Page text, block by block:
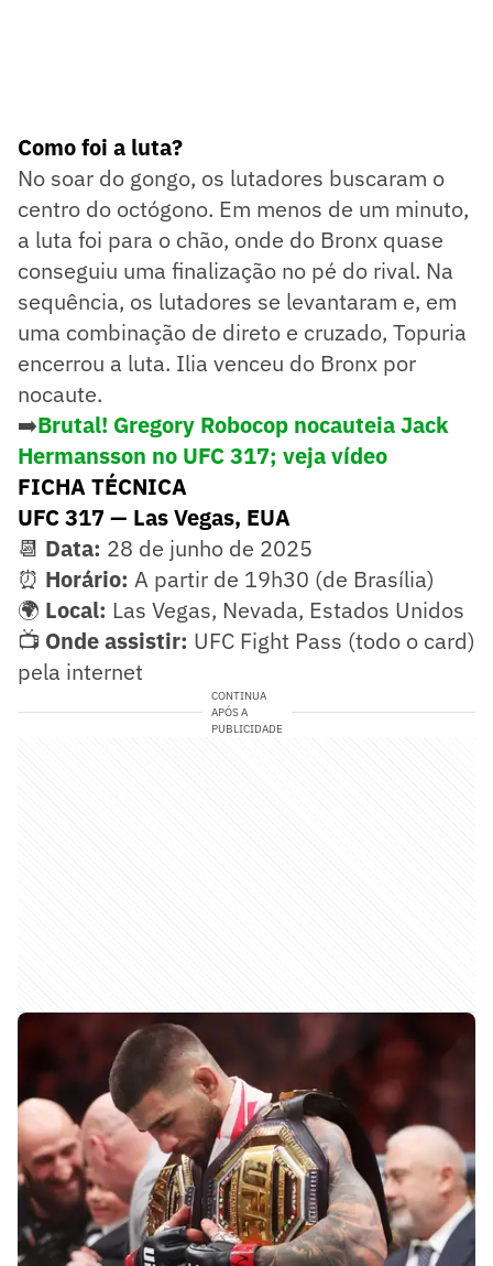
Como foi a luta?
No soar do gongo, os lutadores buscaram o
centro do octógono. Em menos de um minuto,
a luta foi para o chão, onde do Bronx quase
conseguiu uma finalização no pé do rival. Na
sequência, os lutadores se levantaram e, em
uma combinação de direto e cruzado, Topuria
encerrou a luta. Ilia venceu do Bronx por
nocaute.
➡️Brutal! Gregory Robocop nocauteia Jack
Hermansson no UFC 317; veja vídeo
FICHA TÉCNICA
UFC 317 — Las Vegas, EUA
📆 Data: 28 de junho de 2025
⏰ Horário: A partir de 19h30 (de Brasília)
🌍 Local: Las Vegas, Nevada, Estados Unidos
📺 Onde assistir: UFC Fight Pass (todo o card)
pela internet
CONTINUA
APÓS A
PUBLICIDADE